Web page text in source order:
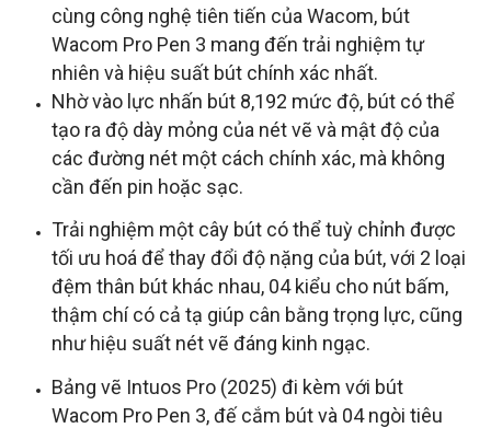
cùng công nghệ tiên tiến của Wacom, bút
Wacom Pro Pen 3 mang đến trải nghiệm tự
nhiên và hiệu suất bút chính xác nhất.
Nhờ vào lực nhấn bút 8,192 mức độ, bút có thể
tạo ra độ dày mỏng của nét vẽ và mật độ của
các đường nét một cách chính xác, mà không
cần đến pin hoặc sạc.
Trải nghiệm một cây bút có thể tuỳ chỉnh được
tối ưu hoá để thay đổi độ nặng của bút, với 2 loại
đệm thân bút khác nhau, 04 kiểu cho nút bấm,
thậm chí có cả tạ giúp cân bằng trọng lực, cũng
như hiệu suất nét vẽ đáng kinh ngạc.
Bảng vẽ Intuos Pro (2025) đi kèm với bút
Wacom Pro Pen 3, đế cắm bút và 04 ngòi tiêu